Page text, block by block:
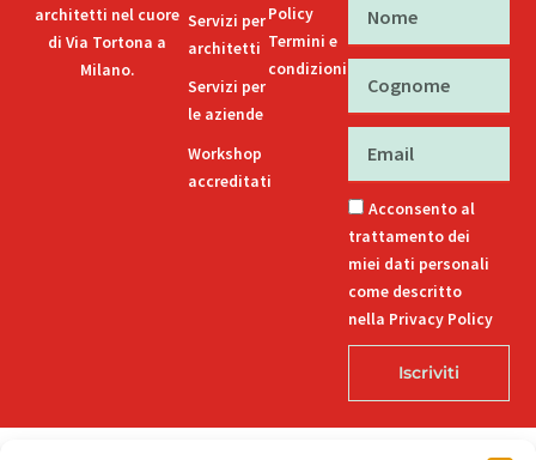
architetti nel cuore
di Via Tortona a
Milano.
Servizi per
architetti
Servizi per
le aziende
Workshop
accreditati
Policy
Termini e
condizioni
Acconsento al
trattamento dei
miei dati personali
come descritto
nella Privacy Policy
Iscriviti